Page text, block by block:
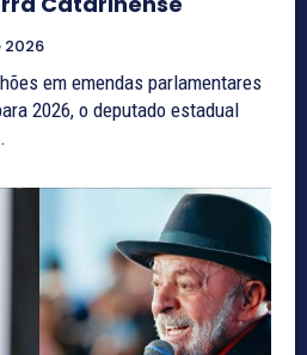
2026
em emendas parlamentares
2026, o deputado estadual